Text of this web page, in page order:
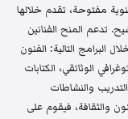
مفتوحة، تقدم خلالها
تدعم المنح الفنانين
البرامج التالية: الفنون
الوثائقي، الكتابات
والنشاطات
والثقافة، فيقوم على